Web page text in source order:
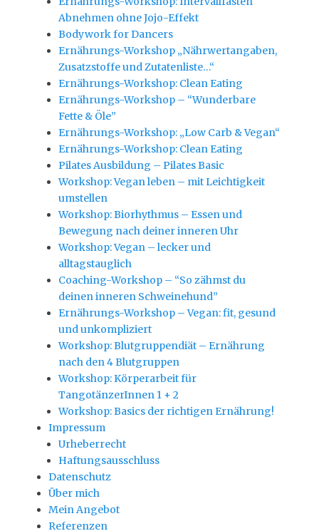
Abnehmen ohne Jojo-Effekt
Bodywork for Dancers
Ernährungs-Workshop „Nährwertangaben,
Zusatzstoffe und Zutatenliste…“
Ernährungs-Workshop: Clean Eating
Ernährungs-Workshop – “Wunderbare
Fette & Öle”
Ernährungs-Workshop: „Low Carb & Vegan“
Ernährungs-Workshop: Clean Eating
Pilates Ausbildung – Pilates Basic
Workshop: Vegan leben – mit Leichtigkeit
umstellen
Workshop: Biorhythmus – Essen und
Bewegung nach deiner inneren Uhr
Workshop: Vegan – lecker und
alltagstauglich
Coaching-Workshop – “So zähmst du
deinen inneren Schweinehund”
Ernährungs-Workshop – Vegan: fit, gesund
und unkompliziert
Workshop: Blutgruppendiät – Ernährung
nach den 4 Blutgruppen
Workshop: Körperarbeit für
TangotänzerInnen 1 + 2
Workshop: Basics der richtigen Ernährung!
Impressum
Urheberrecht
Haftungsausschluss
Datenschutz
Über mich
Mein Angebot
Referenzen